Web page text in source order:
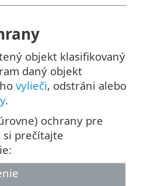
objekt klasifikovaný
daný objekt
vylieči, odstráni alebo
.
ochrany pre
si prečítajte